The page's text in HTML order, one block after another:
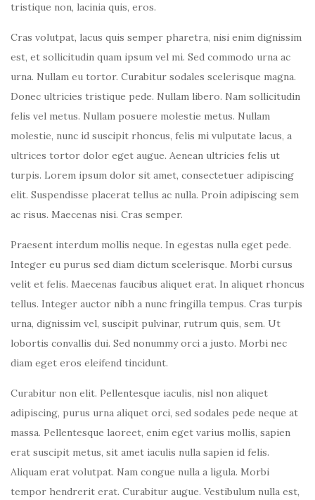
tristique non, lacinia quis, eros.
Cras volutpat, lacus quis semper pharetra, nisi enim dignissim
est, et sollicitudin quam ipsum vel mi. Sed commodo urna ac
urna. Nullam eu tortor. Curabitur sodales scelerisque magna.
Donec ultricies tristique pede. Nullam libero. Nam sollicitudin
felis vel metus. Nullam posuere molestie metus. Nullam
molestie, nunc id suscipit rhoncus, felis mi vulputate lacus, a
ultrices tortor dolor eget augue. Aenean ultricies felis ut
turpis. Lorem ipsum dolor sit amet, consectetuer adipiscing
elit. Suspendisse placerat tellus ac nulla. Proin adipiscing sem
ac risus. Maecenas nisi. Cras semper.
Praesent interdum mollis neque. In egestas nulla eget pede.
Integer eu purus sed diam dictum scelerisque. Morbi cursus
velit et felis. Maecenas faucibus aliquet erat. In aliquet rhoncus
tellus. Integer auctor nibh a nunc fringilla tempus. Cras turpis
urna, dignissim vel, suscipit pulvinar, rutrum quis, sem. Ut
lobortis convallis dui. Sed nonummy orci a justo. Morbi nec
diam eget eros eleifend tincidunt.
Curabitur non elit. Pellentesque iaculis, nisl non aliquet
adipiscing, purus urna aliquet orci, sed sodales pede neque at
massa. Pellentesque laoreet, enim eget varius mollis, sapien
erat suscipit metus, sit amet iaculis nulla sapien id felis.
Aliquam erat volutpat. Nam congue nulla a ligula. Morbi
tempor hendrerit erat. Curabitur augue. Vestibulum nulla est,